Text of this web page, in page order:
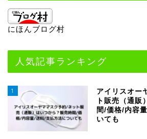
にほんブログ村
人気記事ランキング
1
アイリスオー
ト販売（通販
間/価格/内容
いても